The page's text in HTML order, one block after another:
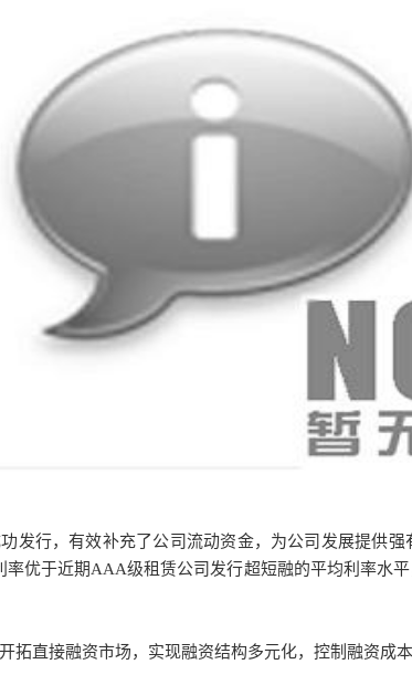
发行，有效补充了公司流动资金，为公司发展提供
率优于近期AAA级租赁公司发行超短融的平均利率水
拓直接融资市场，实现融资结构多元化，控制融资成本